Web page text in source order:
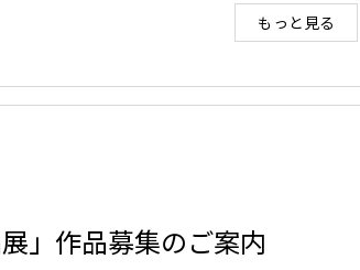
もっと見る
」作品募集のご案内